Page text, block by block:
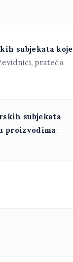
subjekata koje
prateća
subjekata
proizvodima: